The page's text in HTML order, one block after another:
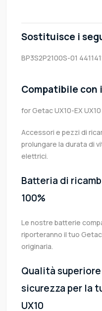
Sostituisce i
BP3S2P2100S-01
Compatibile
for Getac UX10-EX UX10
Accessori e pezzi di
prolungare la durata di
elettrici.
Batteria di
100%
Le nostre batterie
riporteranno il tuo Getac
originaria.
Qualità
sicurezza per la
UX10